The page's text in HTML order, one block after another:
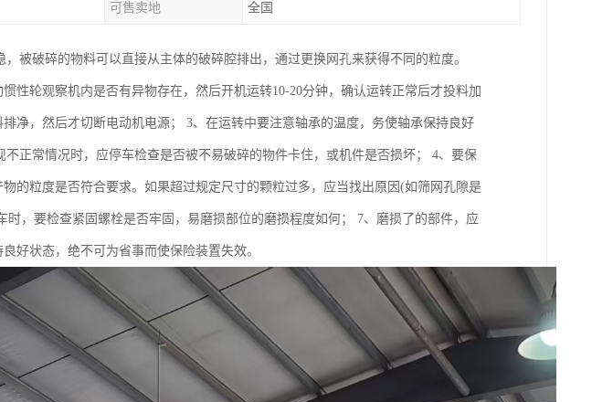
可售卖地 全国
被破碎的物料可以直接从主体的破碎腔排出，通过更换网孔来获得不同的粒度。
性轮观察机内是否有异物存在，然后开机运转10-20分钟，确认运转正常后才投料加
净，然后才切断电动机电源； 3、在运转中要注意轴承的温度，务使轴承保持良好
正常情况时，应停车检查是否被不易破碎的物件卡住，或机件是否损坏； 4、要保
的粒度是否符合要求。如果超过规定尺寸的颗粒过多，应当找出原因(如筛网孔隙是
，要检查紧固螺栓是否牢固，易磨损部位的磨损程度如何； 7、磨损了的部件，应
好状态，绝不可为省事而使保险装置失效。